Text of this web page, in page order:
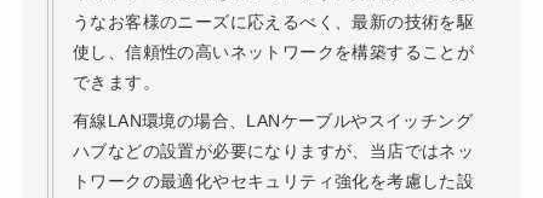
うなお客様のニーズに応えるべく、最新の技術を駆
使し、信頼性の高いネットワークを構築することが
できます。
有線LAN環境の場合、LANケーブルやスイッチング
ハブなどの設置が必要になりますが、当店ではネッ
トワークの最適化やセキュリティ強化を考慮した設